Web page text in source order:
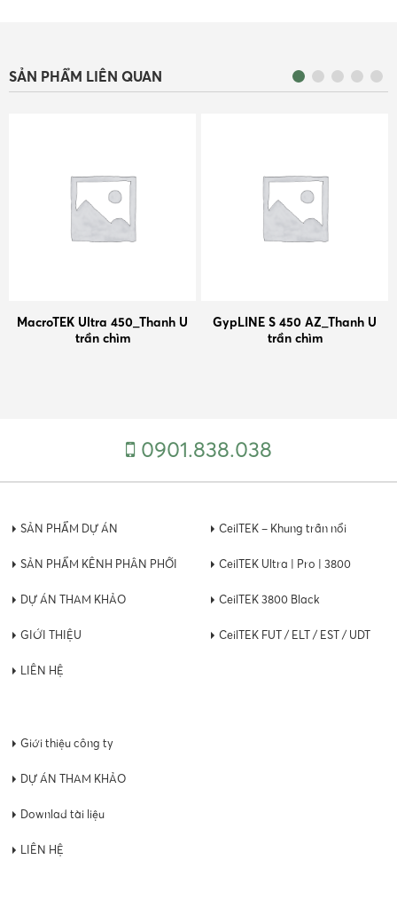
SẢN PHẨM LIÊN QUAN
MacroTEK Ultra 450_Thanh U
trần chìm
GypLINE S 450 AZ_Thanh U
trần chìm
0901.838.038
SẢN PHẨM DỰ ÁN
SẢN PHẨM KÊNH PHÂN PHỐI
DỰ ÁN THAM KHẢO
GIỚI THIỆU
LIÊN HỆ
CeilTEK – Khung trần nổi
CeilTEK Ultra | Pro | 3800
CeilTEK 3800 Black
CeilTEK FUT / ELT / EST / UDT
Giới thiệu công ty
DỰ ÁN THAM KHẢO
Downlad tài liệu
LIÊN HỆ